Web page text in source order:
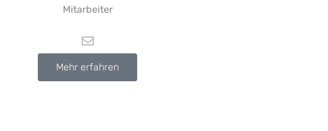
Mitarbeiter
Mehr erfahren